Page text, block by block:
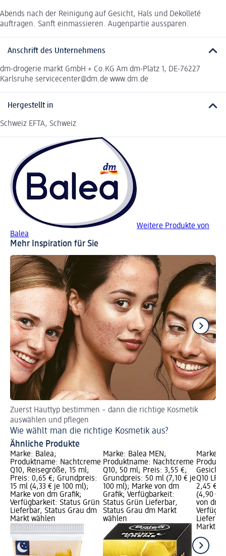
Abends nach der Reinigung auf Gesicht, Hals und Dekolleté
auftragen. Sanft einmassieren. Augenpartie aussparen.
Anschrift des Unternehmens
dm-drogerie markt GmbH + Co.KG Am dm-Platz 1, DE-76227
Karlsruhe servicecenter@dm.de www.dm.de
Hergestellt in
Schweiz EFTA, Schweiz
Weitere Produkte von
Balea
Mehr Inspiration für Sie
Zuerst Hauttyp bestimmen – dann die richtige Kosmetik
auswählen und pflegen
Wie wählt man die richtige Kosmetik aus?
Ähnliche Produkte
Marke: Balea;
Produktname: Nachtcreme
Q10, Reisegröße, 15 ml;
Preis: 0,65 €; Grundpreis:
15 ml (4,33 € je 100 ml);
Marke von dm Grafik;
Verfügbarkeit: Status Grün
Lieferbar, Status Grau dm
Markt wählen
Marke: Balea MEN;
Produktname: Nachtcreme
Q10, 50 ml; Preis: 3,55 €;
Grundpreis: 50 ml (7,10 € je
100 ml); Marke von dm
Grafik; Verfügbarkeit:
Status Grün Lieferbar,
Status Grau dm Markt
wählen
Marke:
Q10
2,45 €;
(4,90 €
von dm
Markt